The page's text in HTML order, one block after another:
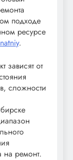
подходе
ресурсе
.
зависят от
сложности
на ремонт.